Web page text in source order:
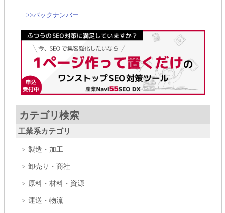
>>バックナンバー
カテゴリ検索
工業系カテゴリ
製造・加工
卸売り・商社
原料・材料・資源
運送・物流